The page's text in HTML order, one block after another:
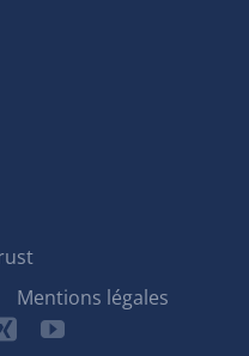
Mentions légales